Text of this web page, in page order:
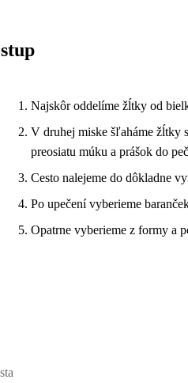
Najskôr oddelíme žĺtky od
V druhej miske šľaháme žĺtky
preosiatu múku a prášok do
Cesto nalejeme do dôkladne
Po upečení vyberieme
Opatrne vyberieme z formy a